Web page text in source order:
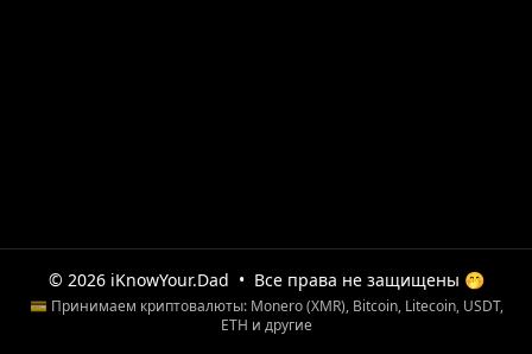
© 2026 iKnowYour.Dad • Все права не защищены 🤭
💳 Принимаем криптовалюты: Monero (XMR), Bitcoin, Litecoin, USDT,
ETH и другие